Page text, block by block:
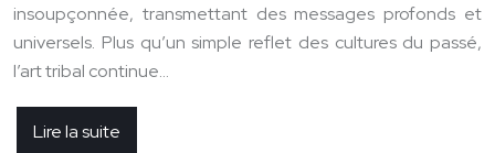
insoupçonnée, transmettant des messages profonds et
universels. Plus qu’un simple reflet des cultures du passé,
l’art tribal continue…
Lire la suite